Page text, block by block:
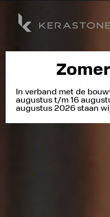
In verband met de
augustus t/m 16
augustus 2026 staan